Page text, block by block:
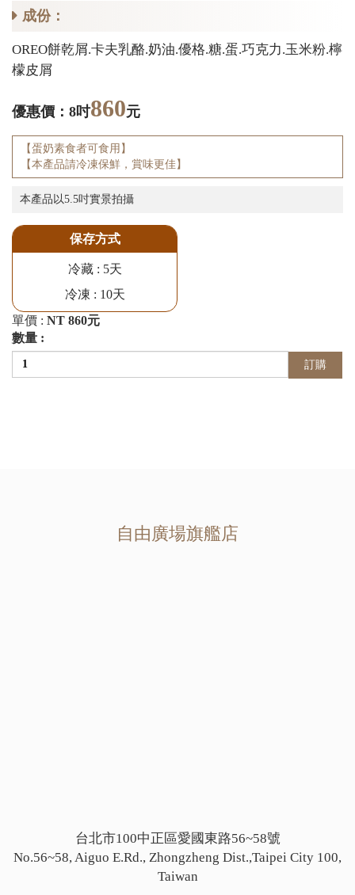
成份：
OREO餅乾屑.卡夫乳酪.奶油.優格.糖.蛋.巧克力.玉米粉.檸
檬皮屑
優惠價：8吋860元
【蛋奶素食者可食用】
【本產品請冷凍保鮮，賞味更佳】
本產品以5.5吋實景拍攝
保存方式
冷藏 : 5天
冷凍 : 10天
單價 : NT 860元
數量 :
訂購
自由廣場旗艦店
台北市100中正區愛國東路56~58號
No.56~58, Aiguo E.Rd., Zhongzheng Dist.,Taipei City 100,
Taiwan